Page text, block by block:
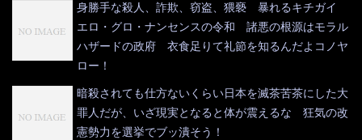
身勝手な殺人、詐欺、窃盗、猥褻 暴れるキチガイ
エロ・グロ・ナンセンスの令和 諸悪の根源はモラル
ハザードの政府 衣食足りて礼節を知るんだよコノヤ
ロー！
暗殺されても仕方ないくらい日本を滅茶苦茶にした大
罪人だが、いざ現実となると体が震えるな 狂気の改
憲勢力を選挙でブッ潰そう！